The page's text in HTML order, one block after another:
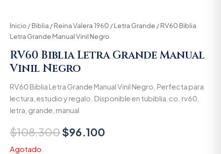
Inicio /Biblia /Reina Valera 1960 /Letra Grande / RV60 Biblia
Letra Grande Manual Vinil Negro
RV60 Biblia Letra Grande Manual
Vinil Negro
RV60 Biblia Letra Grande Manual Vinil Negro. Perfecta para
lectura, estudio y regalo. Disponible en tubiblia.co. rv60,
letra, grande, manual
$108.300$96.100
Agotado